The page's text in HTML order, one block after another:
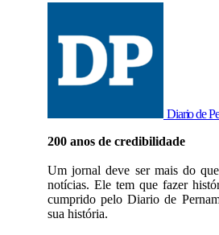
Diario de
200 anos de credibilidade
Um jornal deve ser mais do
notícias. Ele tem que fazer
cumprido pelo Diario de
sua história.